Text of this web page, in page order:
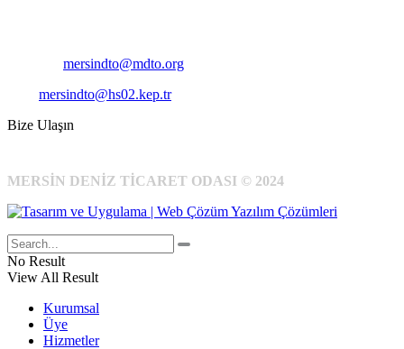
mersindto@mdto.org
mersindto@hs02.kep.tr
Bize Ulaşın
MERSİN DENİZ TİCARET ODASI © 2024
No Result
View All Result
Kurumsal
Üye
Hizmetler